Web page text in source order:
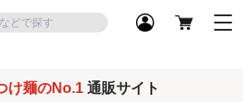
け麺のNo.1通販サイト